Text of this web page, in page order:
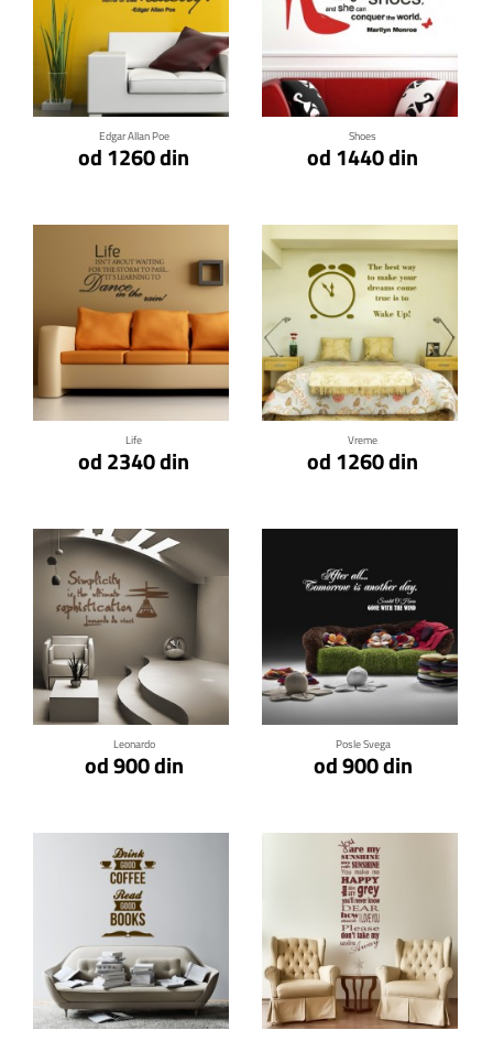
Edgar Allan Poe
od 1260 din
Klikni za detalje
Shoes
od 1440 din
Klikni za detalje
Life
od 2340 din
Klikni za detalje
Vreme
od 1260 din
Klikni za detalje
Leonardo
od 900 din
Klikni za detalje
Posle Svega
od 900 din
Klikni za detalje
Klikni za detalje Klikni za detalje